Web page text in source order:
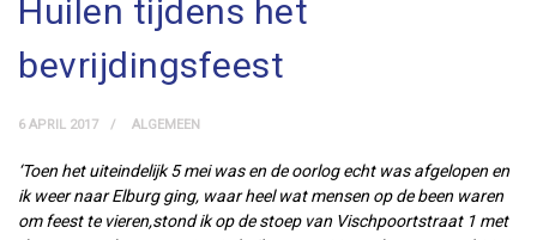
Huilen tijdens het
bevrijdingsfeest
6 APRIL 2017 ALGEMEEN
‘Toen het uiteindelijk 5 mei was en de oorlog echt was afgelopen en
ik weer naar Elburg ging, waar heel wat mensen op de been waren
om feest te vieren,stond ik op de stoep van Vischpoortstraat 1 met